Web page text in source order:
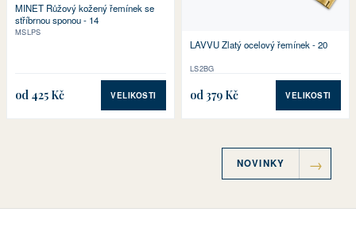
MINET Růžový kožený řemínek se
stříbrnou sponou - 14
MSLPS
od 425 Kč VELIKOSTI
LAVVU Zlatý ocelový řemínek - 20
LS2BG
od 379 Kč VELIKOSTI
NOVINKY